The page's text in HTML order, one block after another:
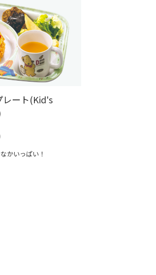
レート(Kid's
かいっぱい！